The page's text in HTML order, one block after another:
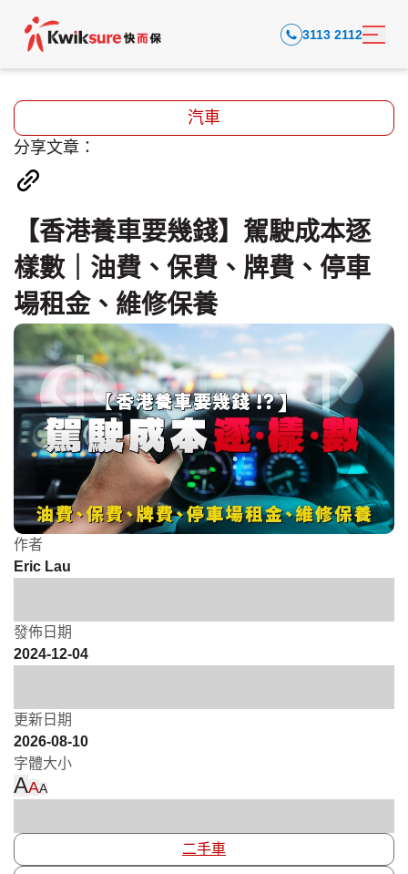
3113 2112
汽車
分享文章：
【香港養車要幾錢】駕駛成本逐
樣數｜油費、保費、牌費、停車
場租金、維修保養
作者
Eric Lau
發佈日期
2024-12-04
更新日期
2026-08-10
字體大小
AAA
二手車